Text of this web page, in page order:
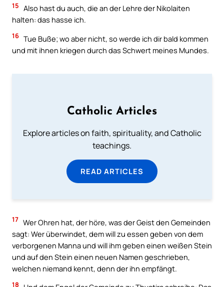
15 Also hast du auch, die an der Lehre der Nikolaiten
halten: das hasse ich.
16 Tue Buße; wo aber nicht, so werde ich dir bald kommen
und mit ihnen kriegen durch das Schwert meines Mundes.
Catholic Articles
Explore articles on faith, spirituality, and Catholic
teachings.
READ ARTICLES
17 Wer Ohren hat, der höre, was der Geist den Gemeinden
sagt: Wer überwindet, dem will zu essen geben von dem
verborgenen Manna und will ihm geben einen weißen Stein
und auf den Stein einen neuen Namen geschrieben,
welchen niemand kennt, denn der ihn empfängt.
18